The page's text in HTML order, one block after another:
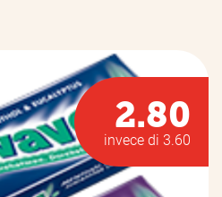
2.80
invece di 3.60